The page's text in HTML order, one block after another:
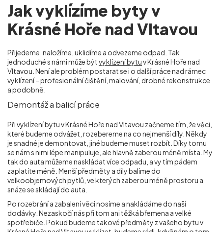
Jak vyklízíme byty v
Krásné Hoře nad Vltavou
Přijedeme, naložíme, uklidíme a odvezeme odpad. Tak
jednoduché s námi může býtvyklízení bytuv Krásné Hoře nad
Vltavou. Není ale problém postarat se i o další práce nad rámec
vyklízení – profesionální čištění, malování, drobné rekonstrukce
a podobně.
Demontáž a balicí práce
Při vyklízení bytu v Krásné Hoře nad Vltavou začneme tím, že věci,
které budeme odvážet, rozebereme na co nejmenší díly. Někdy
je snadné je demontovat, jiné budeme muset rozbít. Díky tomu
se nám s nimi lépe manipuluje, ale hlavně zaberou méně místa. My
tak do auta můžeme naskládat více odpadu, a vy tím pádem
zaplatíte méně. Menší předměty a díly balíme do
velkoobjemových pytlů, ve kterých zaberou méně prostoru a
snáze se skládají do auta.
Po rozebrání a zabalení věci nosíme a nakládáme do naší
dodávky. Nezaskočí nás při tom ani těžká břemena a velké
spotřebiče. Pokud budeme takové předměty z vašeho bytu v